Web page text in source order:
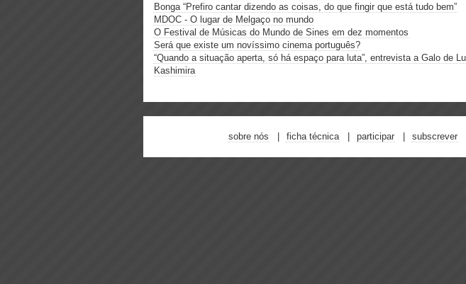
Bonga “Prefiro cantar dizendo as coisas, do que fingir que está tudo bem”
MDOC - O lugar de Melgaço no mundo
O Festival de Músicas do Mundo de Sines em dez momentos
Será que existe um novíssimo cinema português?
“Quando a situação aperta, só há espaço para luta”, entrevista a Galo de
Kashimira
sobre nós ficha técnica participar subscrever